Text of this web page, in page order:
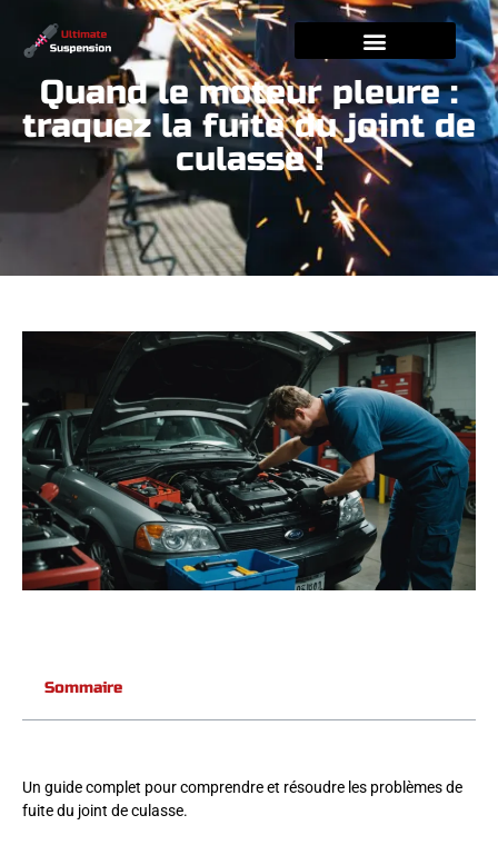
Quand le moteur pleure :
traquez la fuite du joint de
culasse !
Sommaire
Un guide complet pour comprendre et résoudre les problèmes de
fuite du joint de culasse.